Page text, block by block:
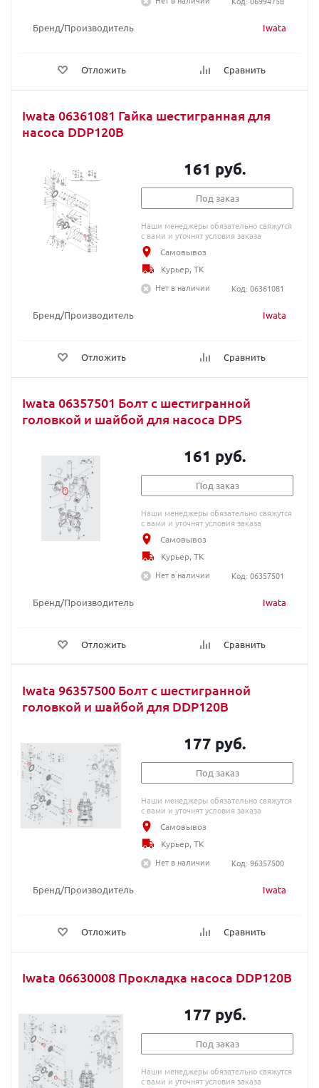
Бренд/Производитель Iwata
Отложить Сравнить
Iwata 06361081 Гайка шестигранная для
насоса DDP120B
Бренд/Производитель Iwata
Отложить Сравнить
161 руб.
Под заказ
Наши менеджеры обязательно свяжутся
с вами и уточнят условия заказа
Самовывоз
Курьер, ТК
Нет в наличии
Код: 06361081
Iwata 06357501 Болт с шестигранной
головкой и шайбой для насоса DPS
Бренд/Производитель Iwata
Отложить Сравнить
161 руб.
Под заказ
Наши менеджеры обязательно свяжутся
с вами и уточнят условия заказа
Самовывоз
Курьер, ТК
Нет в наличии
Код: 06357501
Iwata 96357500 Болт с шестигранной
головкой и шайбой для DDP120B
Бренд/Производитель Iwata
Отложить Сравнить
177 руб.
Под заказ
Наши менеджеры обязательно свяжутся
с вами и уточнят условия заказа
Самовывоз
Курьер, ТК
Нет в наличии
Код: 96357500
Iwata 06630008 Прокладка насоса DDP120B
177 руб.
Под заказ
Наши менеджеры обязательно свяжутся
с вами и уточнят условия заказа